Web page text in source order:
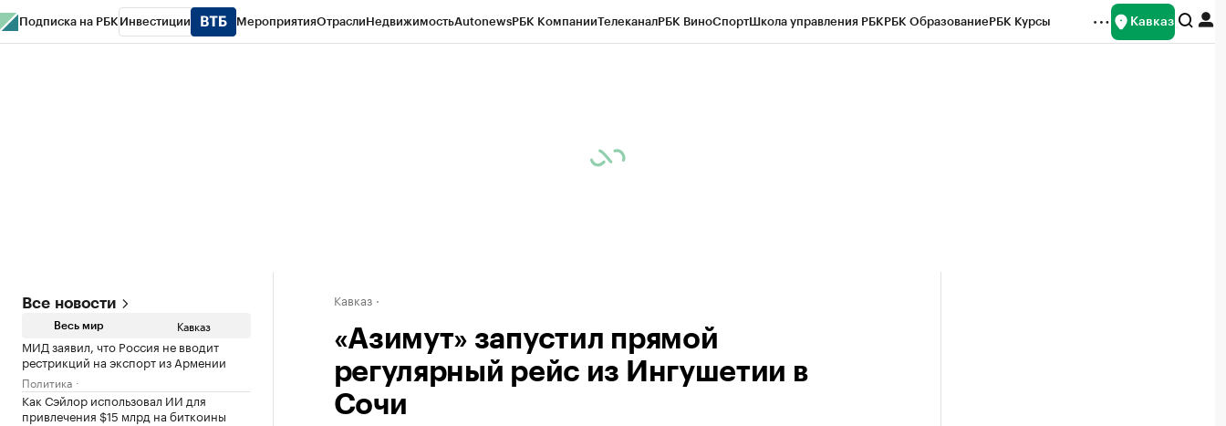
Подписка на РБК Инвестиции МероприятияОтраслиНедвижимостьAutonewsРБК КомпанииТелеканалРБК ВиноСпортШкола управления РБКРБК ОбразованиеРБК Курсы Кавказ
Все новости
Весь мир Кавказ
МИД заявил, что Россия не вводит
рестрикций на экспорт из Армении
Политика
Как Сэйлор использовал ИИ для
привлечения $15 млрд на биткоины
Кавказ
«Азимут» запустил прямой
регулярный рейс из Ингушетии в
Сочи